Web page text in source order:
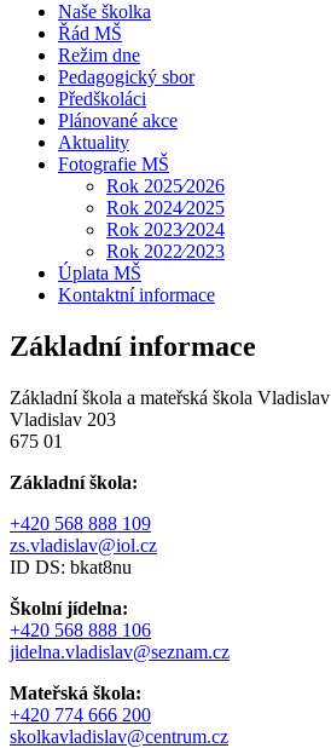
Naše školka
Řád MŠ
Režim dne
Pedagogický sbor
Předškoláci
Plánované akce
Aktuality
Fotografie MŠ
Rok 2025⁄2026
Rok 2024⁄2025
Rok 2023⁄2024
Rok 2022⁄2023
Úplata MŠ
Kontaktní informace
Základní informace
Základní škola a mateřská škola Vladislav
Vladislav 203
675 01
Základní škola:
+420 568 888 109
zs.vladislav@iol.cz
ID DS: bkat8nu
Školní jídelna:
+420 568 888 106
jidelna.vladislav@seznam.cz
Mateřská škola:
+420 774 666 200
skolkavladislav@centrum.cz